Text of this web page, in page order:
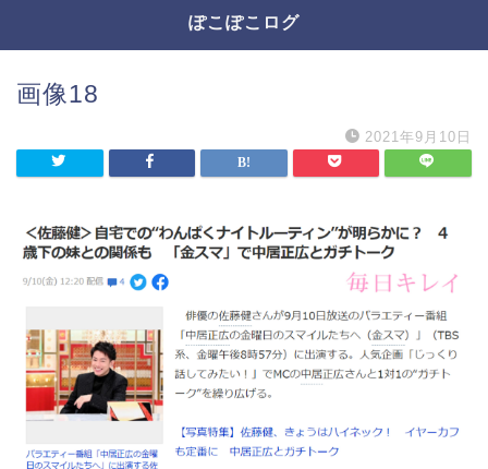
ぽこぽこログ
画像18
2021年9月10日